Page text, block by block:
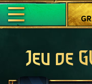
Jeu de